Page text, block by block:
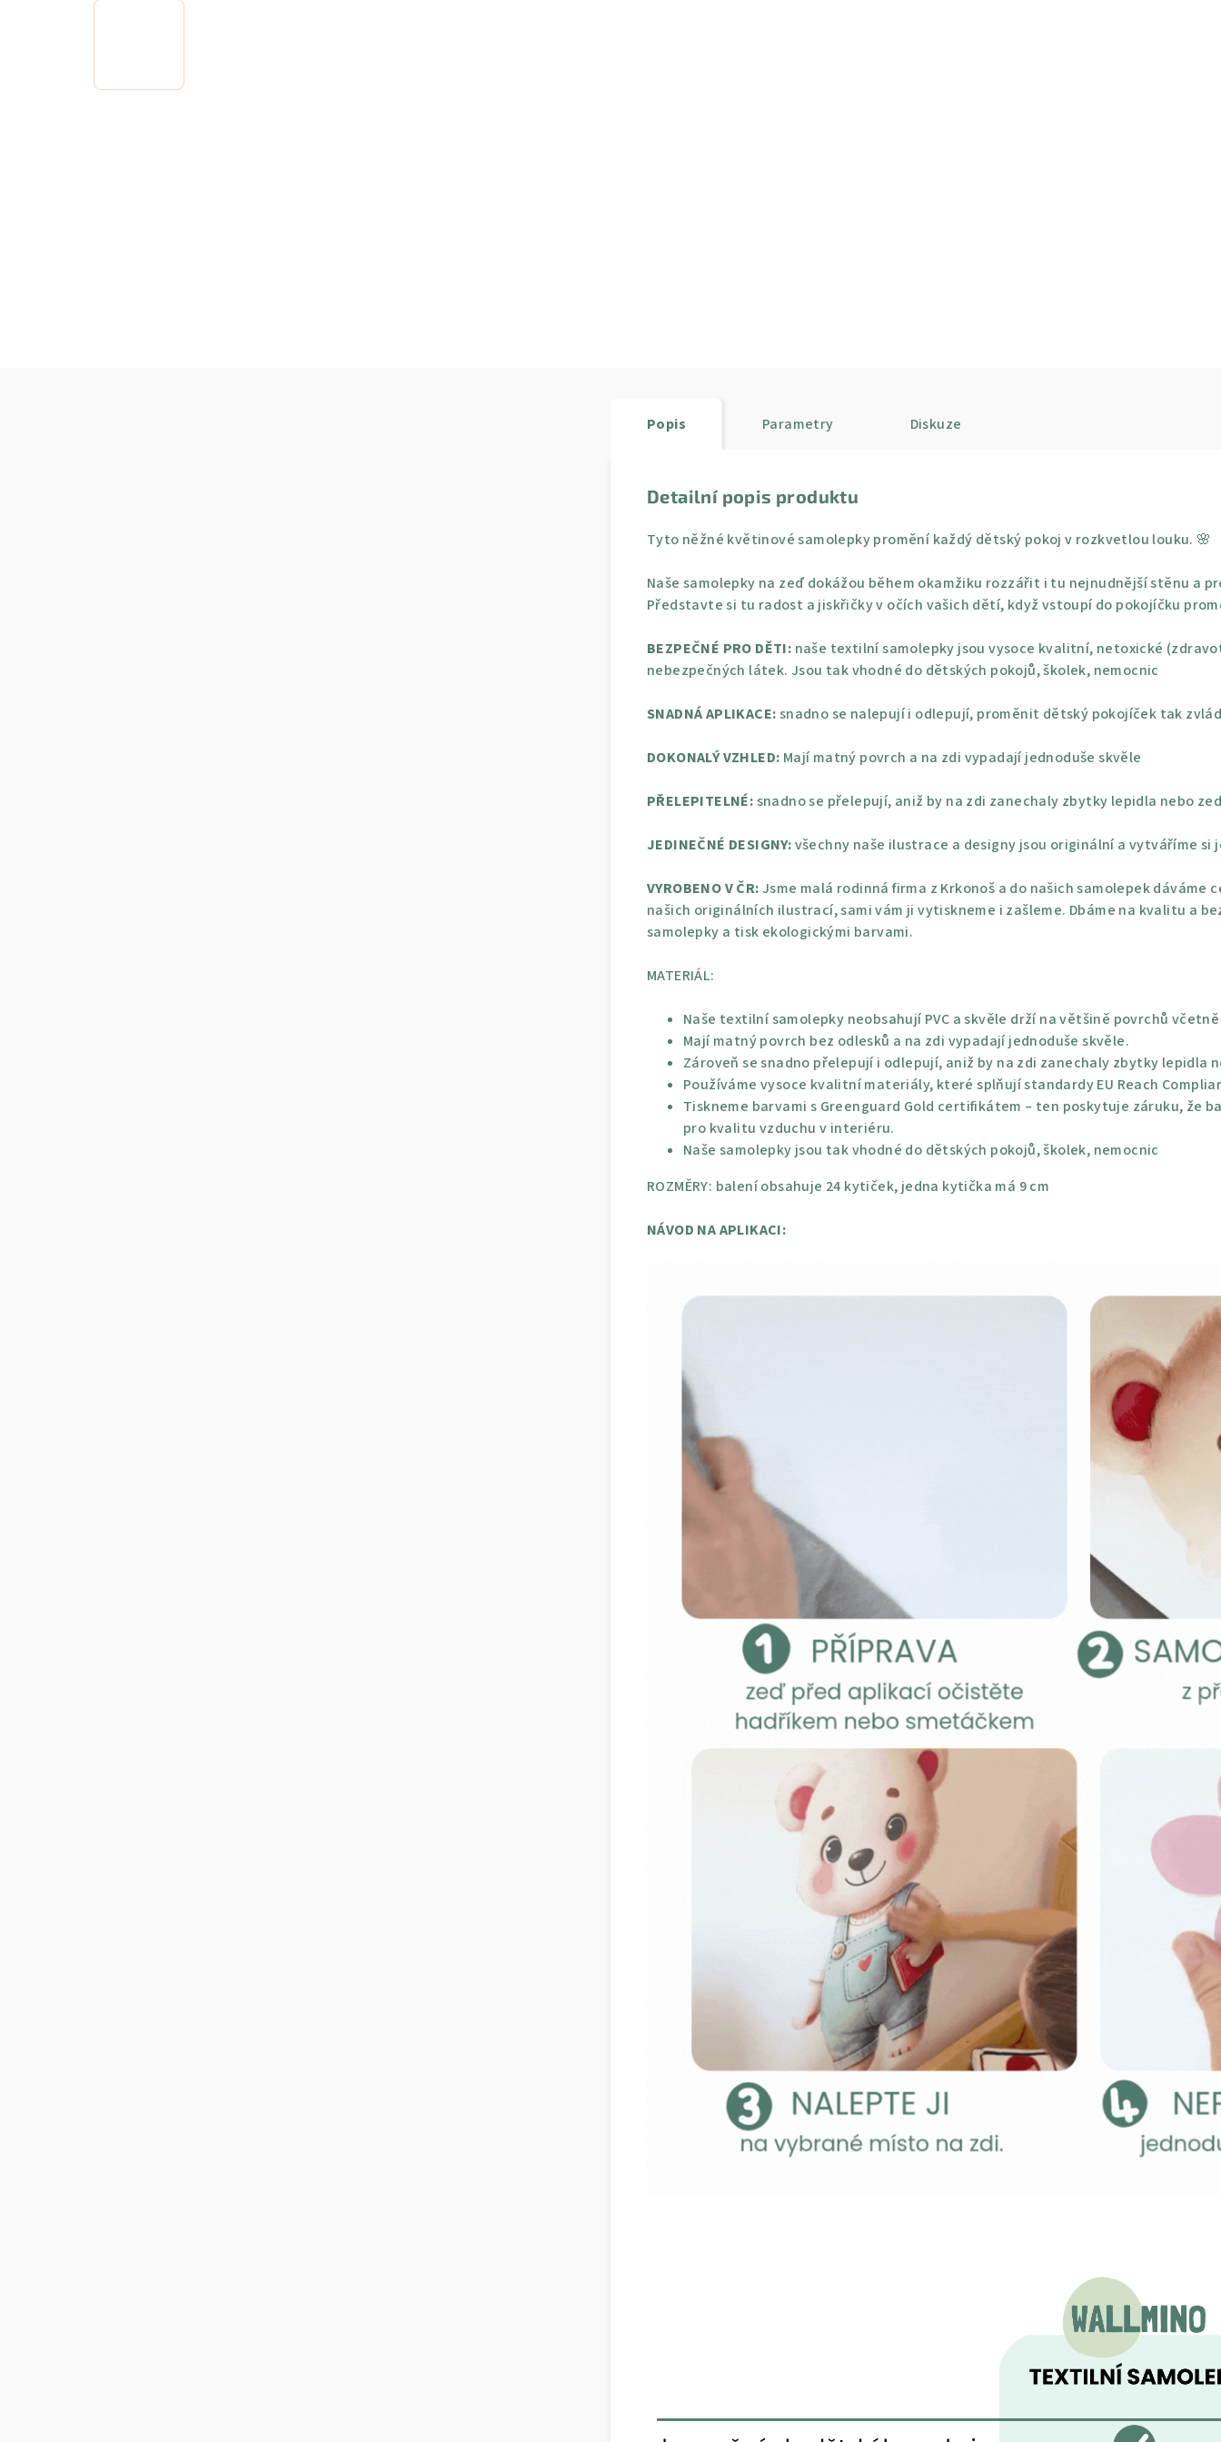
Popis Parametry Diskuze
Detailní popis produktu
Tyto něžné květinové samolepky promění každý dětský pokoj v rozkvetlou louku. 🌸
Naše samolepky na zeď dokážou během okamžiku rozzářit i tu nejnudnější stěnu a
Představte si tu radost a jiskřičky v očích vašich dětí, když vstoupí do pokojíčku
BEZPEČNÉ PRO DĚTI: naše textilní samolepky jsou vysoce kvalitní, netoxické
nebezpečných látek. Jsou tak vhodné do dětských pokojů, školek, nemocnic
SNADNÁ APLIKACE:snadno se nalepují i odlepují, proměnit dětský pokojíček tak
DOKONALÝ VZHLED: Mají matný povrch a na zdi vypadají jednoduše skvěle
PŘELEPITELNÉ:snadno se přelepují, aniž by na zdi zanechaly zbytky lepidla nebo
JEDINEČNÉ DESIGNY:všechny naše ilustrace a designy jsou originální a vytváříme si
VYROBENO V ČR:Jsme malá rodinná firma z Krkonoš a do našich samolepek dáváme
našich originálních ilustrací, sami vám ji vytiskneme i zašleme. Dbáme na kvalitu a
samolepky a tisk ekologickými barvami.
MATERIÁL:
Naše textilní samolepky neobsahují PVC a skvěle drží na většině povrchů
Mají matný povrch bez odlesků a na zdi vypadají jednoduše skvěle.
Zároveň se snadno přelepují i odlepují, aniž by na zdi zanechaly zbytky lepidla
Používáme vysoce kvalitní materiály, které splňují standardy EU Reach
Tiskneme barvami s Greenguard Gold certifikátem – ten poskytuje záruku, že
pro kvalitu vzduchu v interiéru.
Naše samolepky jsou tak vhodné do dětských pokojů, školek, nemocnic
ROZMĚRY: balení obsahuje 24 kytiček, jedna kytička má 9 cm
NÁVOD NA APLIKACI: